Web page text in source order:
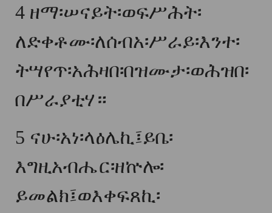
4 ዘማ፡ሠናይት፡ወፍሥሕት፡
ለድቀቶሙ፡ለሰብአ፡ሥራይ፡እንተ፡
ትሣየጥ፡አሕዛበ፡በዝሙታ፡ወሕዝበ፡
በሥራያቲሃ።
5 ናሁ፡አነ፡ላዕሌኪ፤ይቤ፡
እግዚአብሔር፡ዘኵሎ፡
ይመልክ፤ወእቀፍጸኪ፡